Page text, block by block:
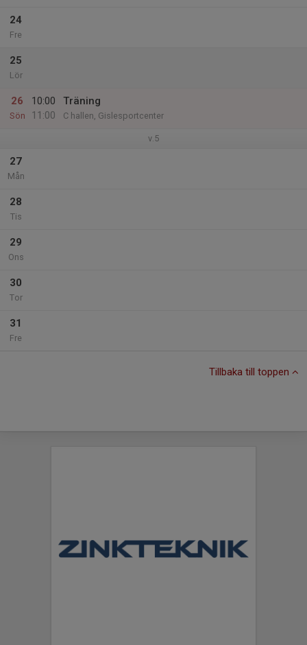
24
Fre
25
Lör
26
Sön
10:00
11:00
Träning
C hallen, Gislesportcenter
v.5
27
Mån
28
Tis
29
Ons
30
Tor
31
Fre
Tillbaka till toppen